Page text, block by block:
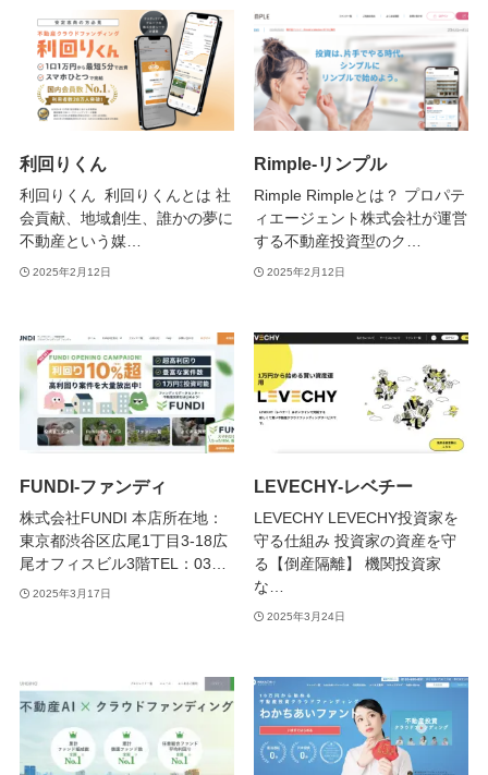
利回りくん
利回りくん 利回りくんとは 社
会貢献、地域創生、誰かの夢に
不動産という媒…
2025年2月12日
Rimple-リンプル
Rimple Rimpleとは？ プロパテ
ィエージェント株式会社が運営
する不動産投資型のク…
2025年2月12日
FUNDI-ファンディ
株式会社FUNDI 本店所在地：
東京都渋谷区広尾1丁目3-18広
尾オフィスビル3階TEL：03…
2025年3月17日
LEVECHY-レベチー
LEVECHY LEVECHY投資家を
守る仕組み 投資家の資産を守
る【倒産隔離】 機関投資家
な…
2025年3月24日